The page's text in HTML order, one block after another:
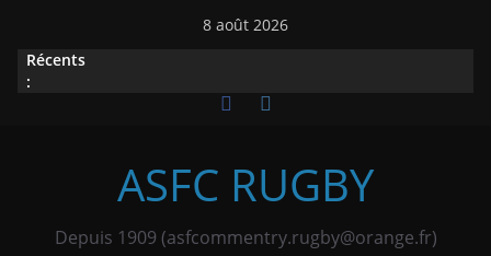
contenu
8 août 2026
Récents
:
ASFC RUGBY
Depuis 1909 (asfcommentry.rugby@orange.fr)